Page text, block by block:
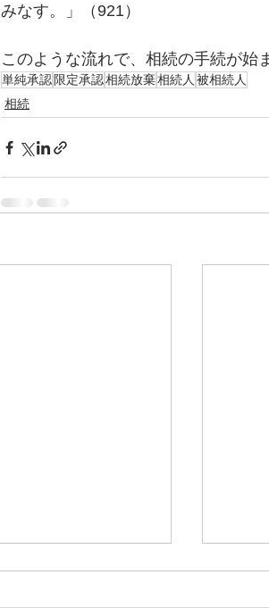
みなす。」（921）
このような流れで、相続の手続が始
単純承認 限定承認相続放棄相続人 被相続人
相続